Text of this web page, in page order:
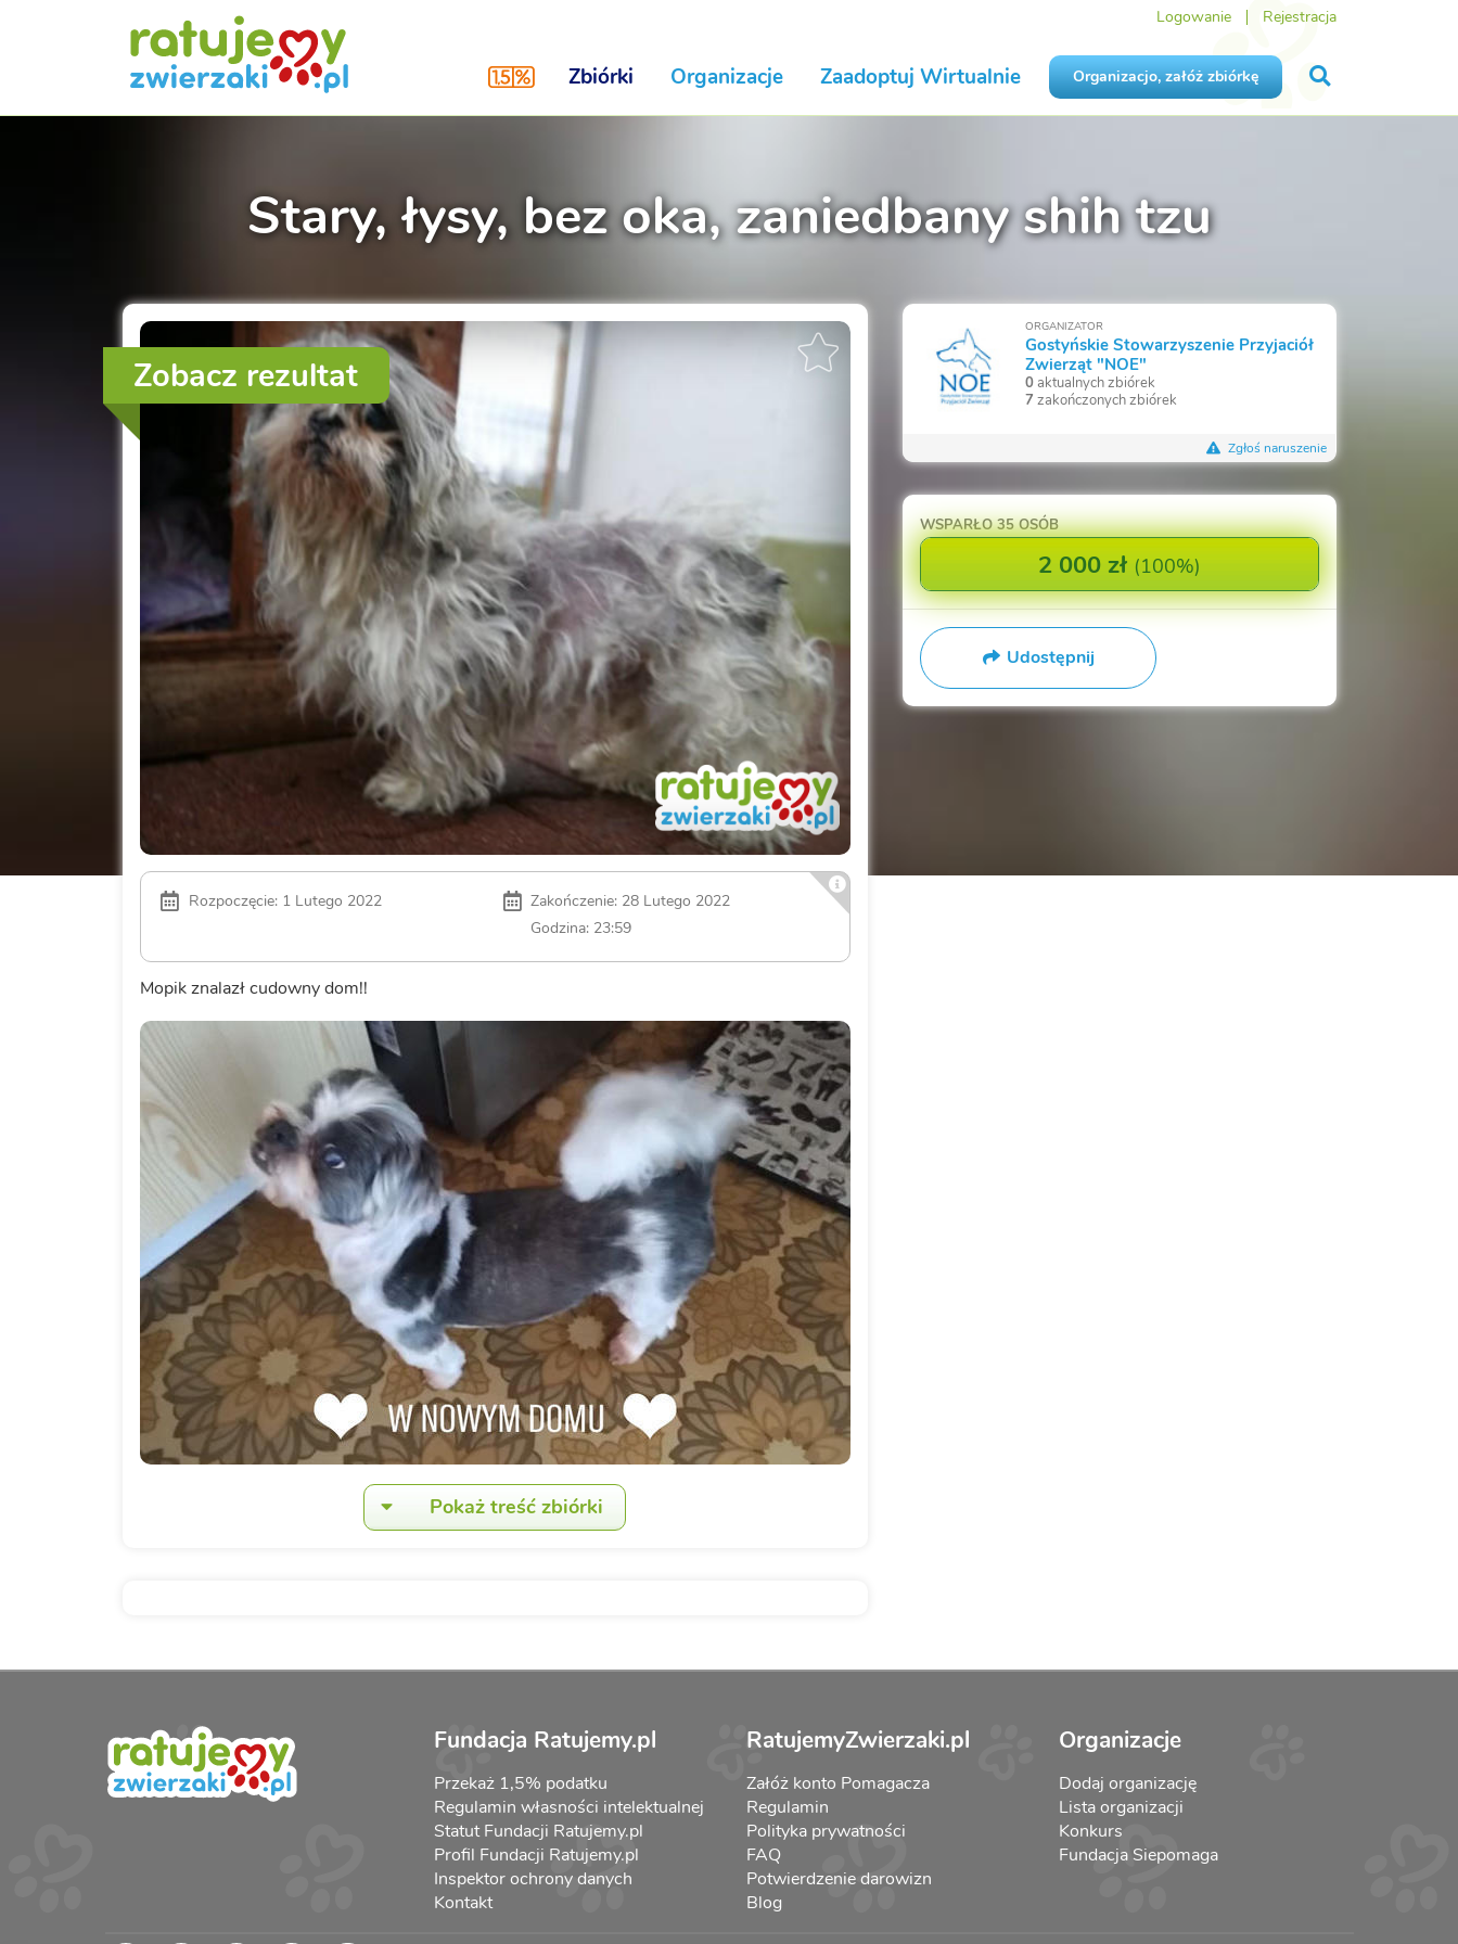
Logowanie Rejestracja
Zbiórki Organizacje Zaadoptuj Wirtualnie Organizacjo, załóż zbiórkę
Stary, łysy, bez oka, zaniedbany shih tzu
Zobacz rezultat
Rozpoczęcie: 1 Lutego 2022
Zakończenie: 28 Lutego 2022
Godzina: 23:59
Mopik znalazł cudowny dom!!
Pokaż treść zbiórki
ORGANIZATOR
Gostyńskie Stowarzyszenie Przyjaciół
Zwierząt "NOE"
0aktualnych zbiórek
7 zakończonych zbiórek
Zgłoś naruszenie
WSPARŁO35 OSÓB
2 000 zł (100%)
Udostępnij
Fundacja Ratujemy.pl
Przekaż 1,5% podatku
Regulamin własności intelektualnej
Statut Fundacji Ratujemy.pl
Profil Fundacji Ratujemy.pl
Inspektor ochrony danych
Kontakt
RatujemyZwierzaki.pl
Załóż konto Pomagacza
Regulamin
Polityka prywatności
FAQ
Potwierdzenie darowizn
Blog
Organizacje
Dodaj organizację
Lista organizacji
Konkurs
Fundacja Siepomaga